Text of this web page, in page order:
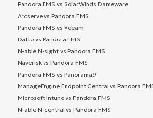
Pandora FMS vs SolarWinds Dameware
Arcserve vs Pandora FMS
Pandora FMS vs Veeam
Datto vs Pandora FMS
N-able N-sight vs Pandora FMS
Naverisk vs Pandora FMS
Pandora FMS vs Panorama9
ManageEngine Endpoint Central vs Pandora
Microsoft Intune vs Pandora FMS
N-able N-central vs Pandora FMS